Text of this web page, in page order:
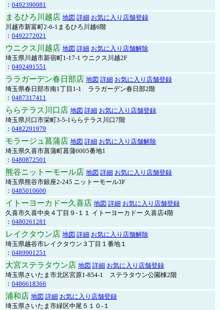
： 0492390081
まるひろ川越店 地図 詳細 お気に入り店舗登録
川越市新富町2-6-1まるひろ川越6階
： 0492272021
ウニクス川越店 地図 詳細 お気に入り店舗解除
埼玉県川越市新宿町1-17-1 ウニクス川越2F
： 0492491551
ララガーデン春日部店 地図 詳細 お気に入り店舗登録
埼玉県春日部市南1丁目1-1 ララガーデン春日部2階
： 0487317411
ららテラス川口店 地図 詳細 お気に入り店舗登録
埼玉県川口市栄町3-5-1ららテラス川口7階
： 0482291979
モラージュ菖蒲店 地図 詳細 お気に入り店舗解除
埼玉県久喜市菖蒲町菖蒲6005番地1
： 0480872501
熊谷ニットーモール店 地図 詳細 お気に入り店舗登録
埼玉県熊谷市銀座2-245 ニットーモール3F
： 0485010600
イトーヨーカドー久喜店 地図 詳細 お気に入り店舗登録
久喜市久喜中央４丁目９-１１ イトーヨーカドー 久喜店4階
： 0480261281
レイクタウン店 地図 詳細 お気に入り店舗解除
埼玉県越谷市レイクタウン３丁目１番地１
： 0489901251
大宮ステラタウン店 地図 詳細 お気に入り店舗登録
埼玉県さいたま市北区宮原1-854-1 ステラタウン公園棟2階
： 0486618366
浦和店 地図 詳細 お気に入り店舗登録
埼玉県さいたま市緑区中尾５１０-１